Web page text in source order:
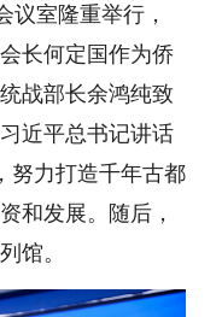
议室隆重举行，
长何定国作为侨
战部长余鸿纯致
近平总书记讲话
努力打造千年古都
和发展。随后，
馆。